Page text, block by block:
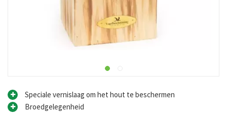
Speciale vernislaag om het hout te beschermen
Broedgelegenheid